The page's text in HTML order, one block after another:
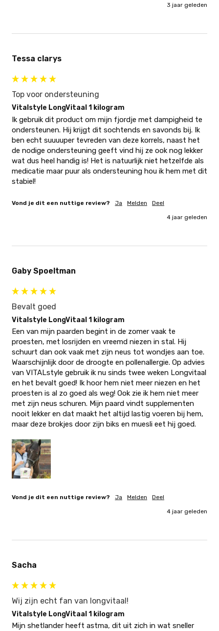
3 jaar geleden
Tessa clarys
Top voor ondersteuning
Vitalstyle LongVitaal 1 kilogram
Ik gebruik dit product om mijn fjordje met dampigheid te
ondersteunen. Hij krijgt dit sochtends en savonds bij. Ik
ben echt suuuuper tevreden van deze korrels, naast het
de nodige ondersteuning geeft vind hij ze ook nog lekker
wat dus heel handig is! Het is natuurlijk niet hetzelfde als
medicatie maar puur als ondersteuning hou ik hem met dit
stabiel!
Vond je dit een nuttige review? Ja Melden Deel
4 jaar geleden
Gaby Spoeltman
Bevalt goed
Vitalstyle LongVitaal 1 kilogram
Een van mijn paarden begint in de zomer vaak te
proesten, met losrijden en vreemd niezen in stal. Hij
schuurt dan ook vaak met zijn neus tot wondjes aan toe.
Waarschijnlijk door de droogte en pollenallergie. Op advies
van VITALstyle gebruik ik nu sinds twee weken Longvitaal
en het bevalt goed! Ik hoor hem niet meer niezen en het
proesten is al zo goed als weg! Ook zie ik hem niet meer
met zijn neus schuren. Mijn paard vindt supplementen
nooit lekker en dat maakt het altijd lastig voeren bij hem,
maar deze brokjes door zijn biks en muesli eet hij goed.
Vond je dit een nuttige review? Ja Melden Deel
4 jaar geleden
Sacha
Wij zijn echt fan van longvitaal!
Vitalstyle LongVitaal 1 kilogram
Mijn shetlander heeft astma, dit uit zich in wat sneller